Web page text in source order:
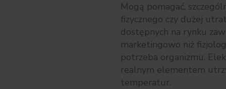
Mogą pomagać,
fizycznego czy dużej
dostępnych na rynku
marketingowo niż
potrzeba organizmu.
realnym elementem
temperatur.